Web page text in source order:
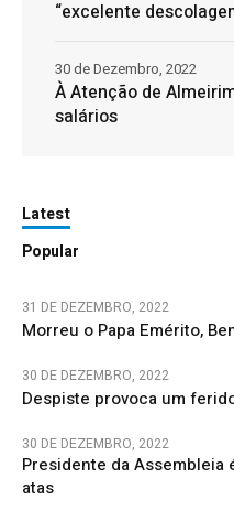
“excelente
À Atenção de
salários
30 de Dezembro, 2022
Latest
Popular
31 DE DEZEMBRO, 2022
Morreu o Papa Emérito,
30 DE DEZEMBRO, 2022
Despiste provoca um
30 DE DEZEMBRO, 2022
Presidente da Assembleia
atas